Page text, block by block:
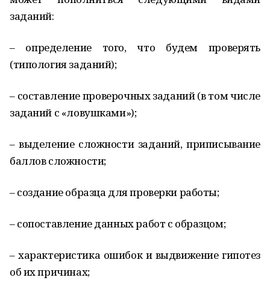
заданий:
– определение того, что будем проверять
(типология заданий);
– составление проверочных заданий (в том числе
заданий с «ловушками»);
– выделение сложности заданий, приписывание
баллов сложности;
– создание образца для проверки работы;
– сопоставление данных работ с образцом;
– характеристика ошибок и выдвижение гипотез
об их причинах;